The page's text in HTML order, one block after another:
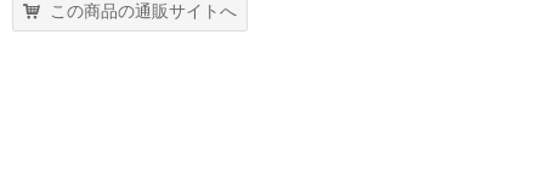
この商品の通販サイトへ